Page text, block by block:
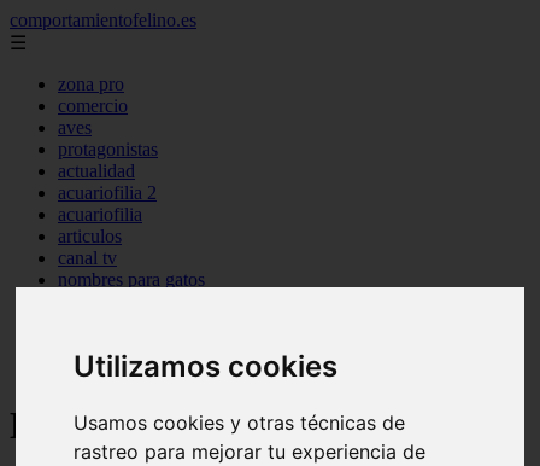
Utilizamos cookies
Usamos cookies y otras técnicas de
rastreo para mejorar tu experiencia de
comportamientofelino.es
☰
zona pro
comercio
aves
protagonistas
actualidad
acuariofilia 2
acuariofilia
articulos
canal tv
nombres para gatos
zona pro
Blog sobre gatos